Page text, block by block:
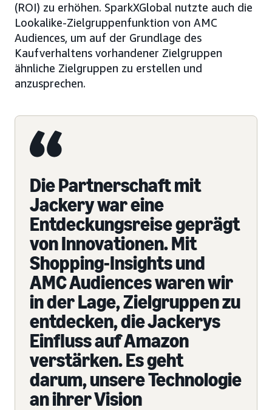
(ROI) zu erhöhen. SparkXGlobal nutzte auch die
Lookalike-Zielgruppenfunktion von AMC
Audiences, um auf der Grundlage des
Kaufverhaltens vorhandener Zielgruppen
ähnliche Zielgruppen zu erstellen und
anzusprechen.
Die Partnerschaft mit
Jackery war eine
Entdeckungsreise geprägt
von Innovationen. Mit
Shopping-Insights und
AMC Audiences waren wir
in der Lage, Zielgruppen zu
entdecken, die Jackerys
Einfluss auf Amazon
verstärken. Es geht
darum, unsere Technologie
an ihrer Vision